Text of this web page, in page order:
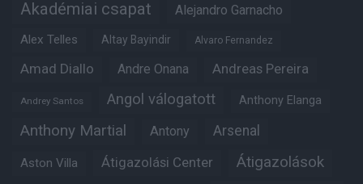
Akadémiai csapat Alejandro Garnacho
Alex Telles Altay Bayindir Alvaro Fernandez
Amad Diallo Andre Onana Andreas Pereira
Andrey Santos Angol válogatott Anthony Elanga
Anthony Martial Antony Arsenal
Aston Villa Átigazolási Center Átigazolások